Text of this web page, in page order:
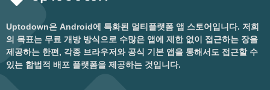
Uptodown은 Android에 특화된 멀티플랫폼 앱 스토어입니다. 저희
의 목표는 무료 개방 방식으로 수많은 앱에 제한 없이 접근하는 장을
제공하는 한편, 각종 브라우저와 공식 기본 앱을 통해서도 접근할 수
있는 합법적 배포 플랫폼을 제공하는 것입니다.